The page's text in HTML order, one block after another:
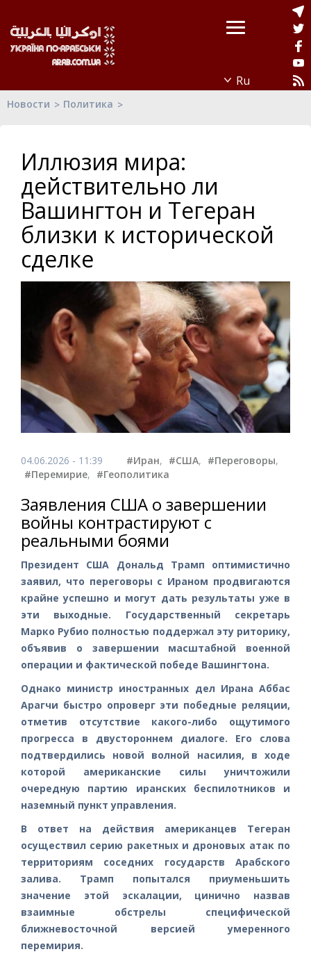
Новости Политика
Иллюзия мира:
действительно ли
Вашингтон и Тегеран
близки к исторической
сделке
04.06.2026 - 11:39 #Иран, #США, #Переговоры,
#Перемирие, #Геополитика
Заявления США о завершении
войны контрастируют с
реальными боями
Президент США Дональд Трамп оптимистично
заявил, что переговоры с Ираном продвигаются
крайне успешно и могут дать результаты уже в
эти выходные. Государственный секретарь
Марко Рубио полностью поддержал эту риторику,
объявив о завершении масштабной военной
операции и фактической победе Вашингтона.
Однако министр иностранных дел Ирана Аббас
Арагчи быстро опроверг эти победные реляции,
отметив отсутствие какого-либо ощутимого
прогресса в двустороннем диалоге. Его слова
подтвердились новой волной насилия, в ходе
которой американские силы уничтожили
очередную партию иранских беспилотников и
наземный пункт управления.
В ответ на действия американцев Тегеран
осуществил серию ракетных и дроновых атак по
территориям соседних государств Арабского
залива. Трамп попытался приуменьшить
значение этой эскалации, цинично назвав
взаимные обстрелы специфической
ближневосточной версией умеренного
перемирия.